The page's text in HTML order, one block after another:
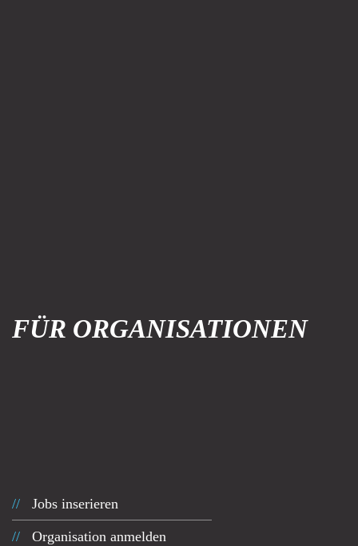
FÜR ORGANISATIONEN
Jobs inserieren
Organisation anmelden